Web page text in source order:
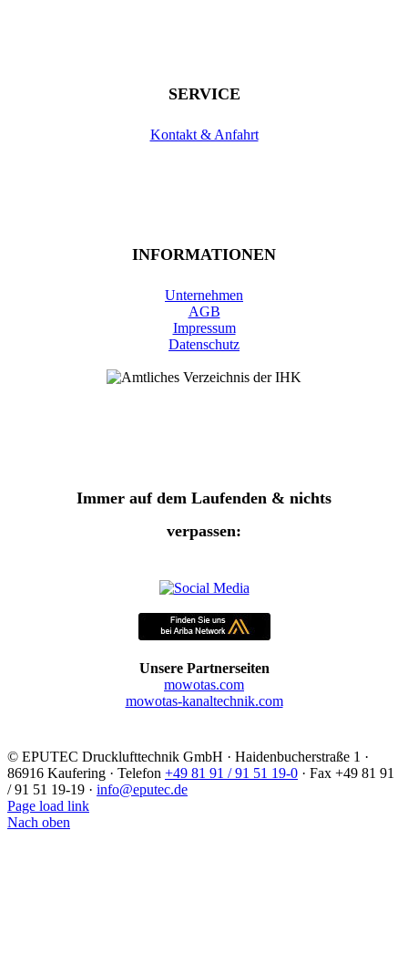
SERVICE
Kontakt & Anfahrt
INFORMATIONEN
Unternehmen
AGB
Impressum
Datenschutz
Immer auf dem Laufenden & nichts
verpassen:
Unsere Partnerseiten
mowotas.com
mowotas-kanaltechnik.com
© EPUTEC Drucklufttechnik GmbH · Haidenbucherstraße 1 ·
86916 Kaufering · Telefon +49 81 91 / 91 51 19-0 · Fax +49 81 91
/ 91 51 19-19 · info@eputec.de
Page load link
Nach oben